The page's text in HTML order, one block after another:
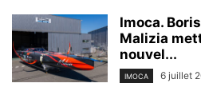
Imoca.
Malizia
nouvel...
IMOCA 6 juillet